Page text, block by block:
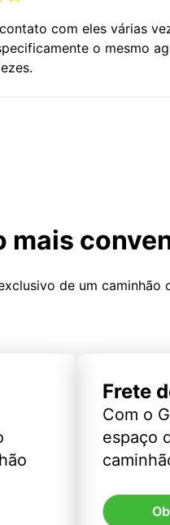
com eles várias
o mesmo
mais
de um
Frete
Com o
espaço